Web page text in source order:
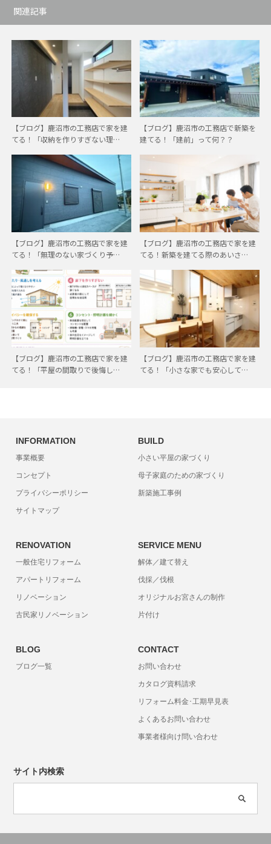
関連記事
【ブログ】鹿沼市の工務店で家を建
てる！「収納を作りすぎない理…
【ブログ】鹿沼市の工務店で新築を
建てる！「建前」って何？？
【ブログ】鹿沼市の工務店で家を建
てる！「無理のない家づくり予…
【ブログ】鹿沼市の工務店で家を建
てる！新築を建てる際のあいさ…
【ブログ】鹿沼市の工務店で家を建
てる！「平屋の間取りで後悔し…
【ブログ】鹿沼市の工務店で家を建
てる！「小さな家でも安心して…
INFORMATION
事業概要
コンセプト
プライバシーポリシー
サイトマップ
BUILD
小さい平屋の家づくり
母子家庭のための家づくり
新築施工事例
RENOVATION
一般住宅リフォーム
アパートリフォーム
リノベーション
古民家リノベーション
SERVICE MENU
解体／建て替え
伐採／伐根
オリジナルお宮さんの制作
片付け
BLOG
ブログ一覧
CONTACT
お問い合わせ
カタログ資料請求
リフォーム料金･工期早見表
よくあるお問い合わせ
事業者様向け問い合わせ
サイト内検索